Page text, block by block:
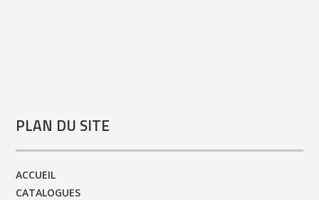
PLAN DU SITE
ACCUEIL
CATALOGUES